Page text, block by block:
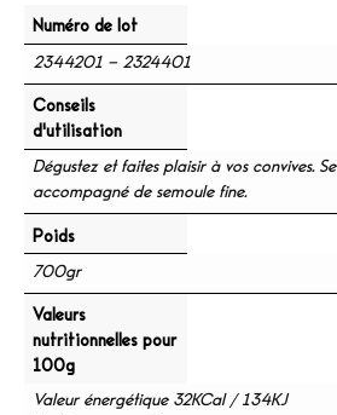
Numéro de lot
2344201 – 2324401
Conseils
d'utilisation
Dégustez et faites plaisir à vos convives.
accompagné de semoule fine.
Poids
700gr
Valeurs
nutritionnelles pour
100g
Valeur énergétique 32KCal / 134KJ